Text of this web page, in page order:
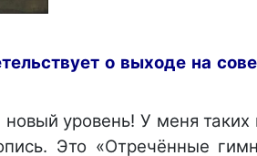
о выходе на
уровень! У меня таких
Это «Отречённые